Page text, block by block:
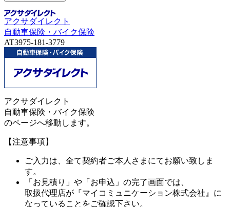
アクサダイレクト
自動車保険・バイク保険
AT3975-181-3779
アクサダイレクト
自動車保険・バイク保険
のページへ移動します。
【注意事項】
ご入力は、全て契約者ご本人さまにてお願い致しま
す。
「お見積り」や「お申込」の完了画面では、
取扱代理店が 『マイコミュニケーション株式会社』 に
なっていることをご確認下さい。